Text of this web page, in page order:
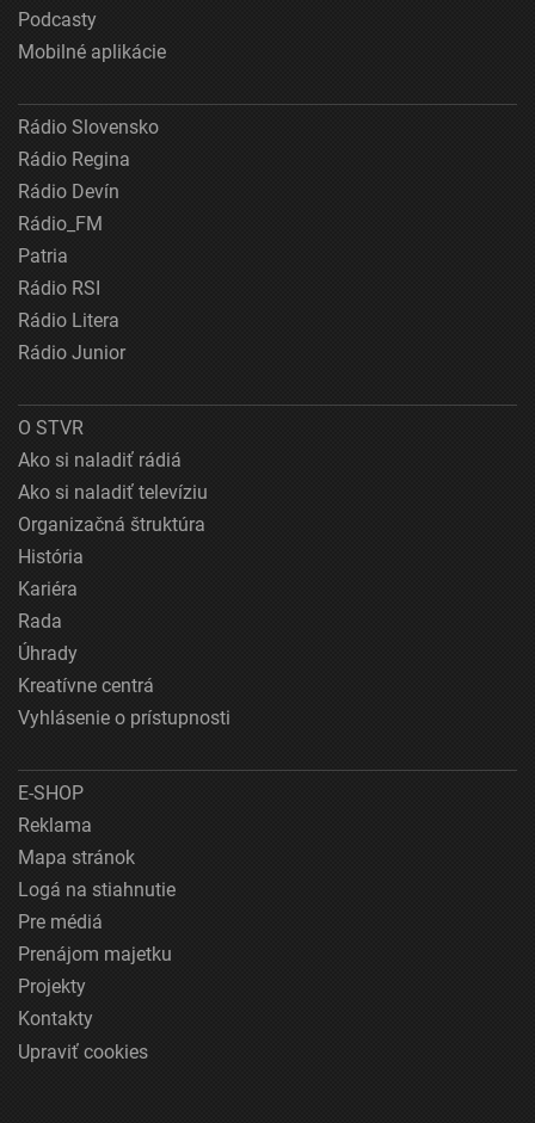
Podcasty
Mobilné aplikácie
Rádio Slovensko
Rádio Regina
Rádio Devín
Rádio_FM
Patria
Rádio RSI
Rádio Litera
Rádio Junior
O STVR
Ako si naladiť rádiá
Ako si naladiť televíziu
Organizačná štruktúra
História
Kariéra
Rada
Úhrady
Kreatívne centrá
Vyhlásenie o prístupnosti
E-SHOP
Reklama
Mapa stránok
Logá na stiahnutie
Pre médiá
Prenájom majetku
Projekty
Kontakty
Upraviť cookies